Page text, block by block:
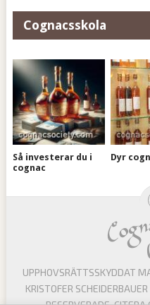
Cognacsskola
Så investerar du i
cognac
Dyr
UPPHOVSRÄTTSSKYDDAT
KRISTOFER